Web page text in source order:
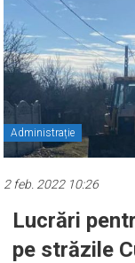
Administrație
2 feb. 2022 10:26
Lucrări
pe străzile